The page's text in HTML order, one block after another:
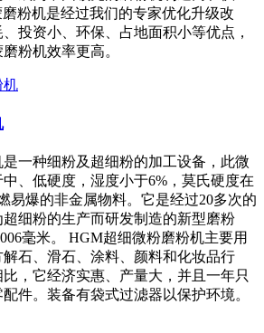
粉机是经过我们的专家优化升级改
投资小、环保、占地面积小等优点，
粉机效率更高。
一种细粉及超细粉的加工设备，此微
、低硬度，湿度小于6%，莫氏硬度在
易爆的非金属物料。它是经过20多次的
细粉的生产而研发制造的新型磨粉
毫米。 HGM超细微粉磨粉机主要用
石、滑石、涂料、颜料和化妆品行
，它经济实惠、产量大，并且一年只
件。装备有袋式过滤器以保护环境。